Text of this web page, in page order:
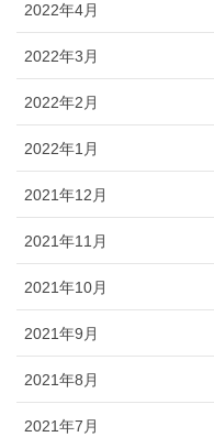
2022年4月
2022年3月
2022年2月
2022年1月
2021年12月
2021年11月
2021年10月
2021年9月
2021年8月
2021年7月